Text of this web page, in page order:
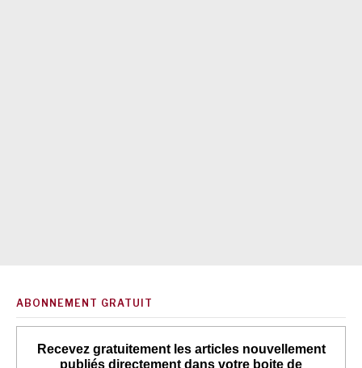
ABONNEMENT GRATUIT
Recevez gratuitement les articles nouvellement
publiés directement dans votre boite de